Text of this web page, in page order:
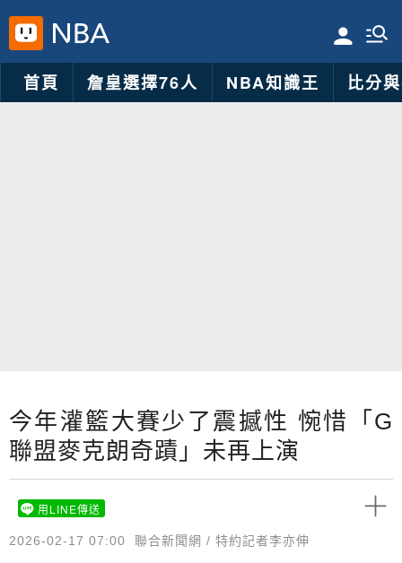
首頁 詹皇選擇76人 NBA知識王 比分
今年灌籃大賽少了震撼性 惋惜「G
聯盟麥克朗奇蹟」未再上演
2026-02-17 07:00 聯合新聞網 / 特約記者李亦伸
用LINE傳送